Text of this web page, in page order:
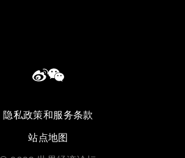
隐私政策和服务条款
站点地图